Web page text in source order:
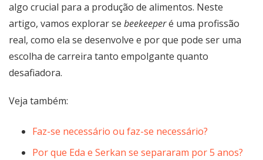
algo crucial para a produção de alimentos. Neste
artigo, vamos explorar se beekeeperé uma profissão
real, como ela se desenvolve e por que pode ser uma
escolha de carreira tanto empolgante quanto
desafiadora.
Veja também:
Faz-se necessário ou faz-se necessário?
Por que Eda e Serkan se separaram por 5 anos?